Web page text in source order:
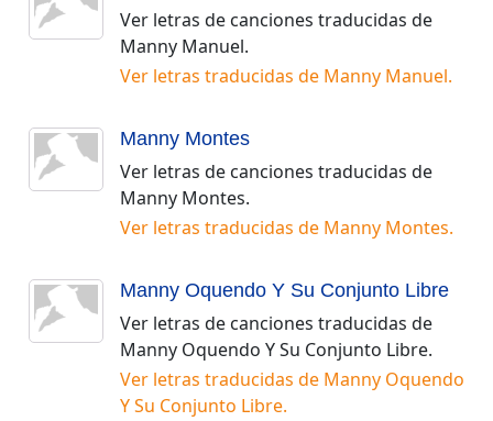
Ver letras de canciones traducidas de
Manny Manuel.
Ver letras traducidas de Manny Manuel.
Manny Montes
Ver letras de canciones traducidas de
Manny Montes.
Ver letras traducidas de Manny Montes.
Manny Oquendo Y Su Conjunto Libre
Ver letras de canciones traducidas de
Manny Oquendo Y Su Conjunto Libre.
Ver letras traducidas de Manny Oquendo
Y Su Conjunto Libre.